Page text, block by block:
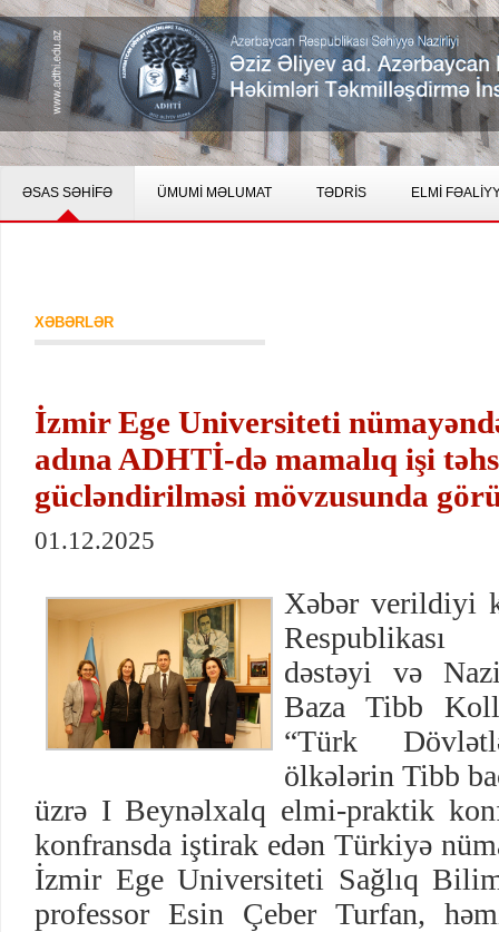
ƏSAS SƏHİFƏ ÜMUMİ MƏLUMAT TƏDRİS ELMİ
XƏBƏRLƏR
İzmir Ege Universiteti
adına ADHTİ-də mamalıq işi
gücləndirilməsi mövzusunda
01.12.2025
Xəbər verildiyi
dəstəyi və
Baza Tibb
“Türk
ölkələrin Tibb
üzrə I Beynəlxalq elmi-praktik
konfransda iştirak edən Türkiyə
İzmir Ege Universiteti Sağlıq
professor Esin Çeber Turfan,